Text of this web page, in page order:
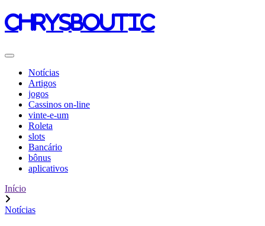
chrysboutic
Notícias
Artigos
jogos
Cassinos on-line
vinte-e-um
Roleta
slots
Bancário
bônus
aplicativos
Início
Notícias